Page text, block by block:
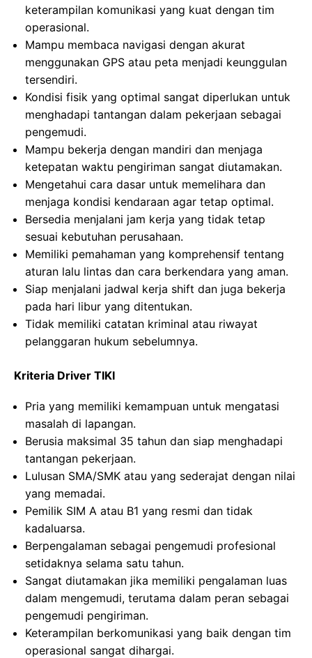
keterampilan komunikasi yang kuat dengan tim
operasional.
Mampu membaca navigasi dengan akurat
menggunakan GPS atau peta menjadi keunggulan
tersendiri.
Kondisi fisik yang optimal sangat diperlukan untuk
menghadapi tantangan dalam pekerjaan sebagai
pengemudi.
Mampu bekerja dengan mandiri dan menjaga
ketepatan waktu pengiriman sangat diutamakan.
Mengetahui cara dasar untuk memelihara dan
menjaga kondisi kendaraan agar tetap optimal.
Bersedia menjalani jam kerja yang tidak tetap
sesuai kebutuhan perusahaan.
Memiliki pemahaman yang komprehensif tentang
aturan lalu lintas dan cara berkendara yang aman.
Siap menjalani jadwal kerja shift dan juga bekerja
pada hari libur yang ditentukan.
Tidak memiliki catatan kriminal atau riwayat
pelanggaran hukum sebelumnya.
Kriteria Driver TIKI
Pria yang memiliki kemampuan untuk mengatasi
masalah di lapangan.
Berusia maksimal 35 tahun dan siap menghadapi
tantangan pekerjaan.
Lulusan SMA/SMK atau yang sederajat dengan nilai
yang memadai.
Pemilik SIM A atau B1 yang resmi dan tidak
kadaluarsa.
Berpengalaman sebagai pengemudi profesional
setidaknya selama satu tahun.
Sangat diutamakan jika memiliki pengalaman luas
dalam mengemudi, terutama dalam peran sebagai
pengemudi pengiriman.
Keterampilan berkomunikasi yang baik dengan tim
operasional sangat dihargai.